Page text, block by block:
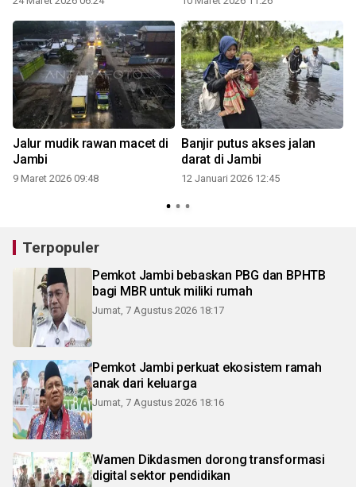
Jalur mudik rawan macet di
Jambi
9 Maret 2026 09:48
Banjir putus akses jalan
darat di Jambi
12 Januari 2026 12:45
Terpopuler
Pemkot Jambi bebaskan PBG dan BPHTB
bagi MBR untuk miliki rumah
Jumat, 7 Agustus 2026 18:17
Pemkot Jambi perkuat ekosistem ramah
anak dari keluarga
Jumat, 7 Agustus 2026 18:16
Wamen Dikdasmen dorong transformasi
digital sektor pendidikan